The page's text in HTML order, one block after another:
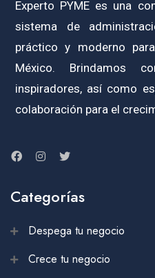
Experto PYME es una
sistema de
práctico y moderno
México. Brindamos
inspiradores, así como
colaboración para el
Categorías
Despega tu negocio
Crece tu negocio